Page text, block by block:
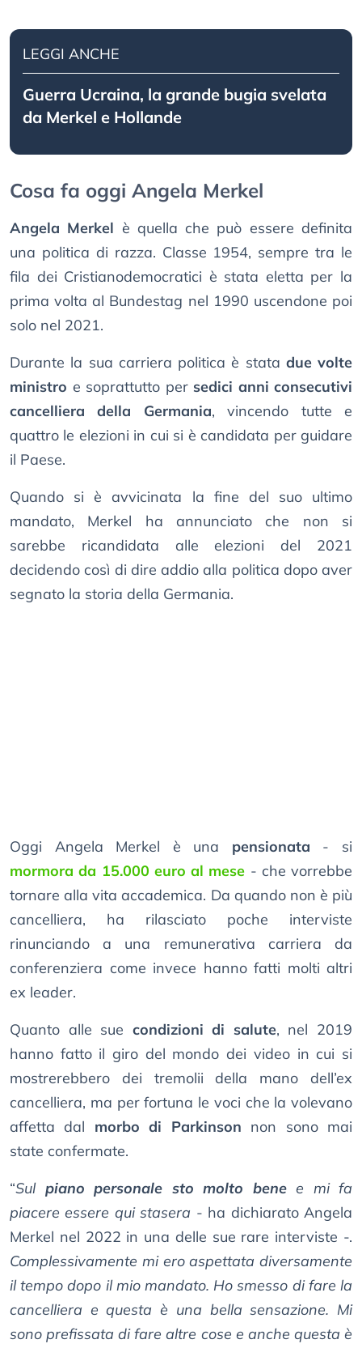
LEGGI ANCHE
Guerra Ucraina, la grande bugia svelata
da Merkel e Hollande
Cosa fa oggi Angela Merkel
Angela Merkel è quella che può essere definita
una politica di razza. Classe 1954, sempre tra le
fila dei Cristianodemocratici è stata eletta per la
prima volta al Bundestag nel 1990 uscendone poi
solo nel 2021.
Durante la sua carriera politica è stata due volte
ministro e soprattutto per sedici anni consecutivi
cancelliera della Germania, vincendo tutte e
quattro le elezioni in cui si è candidata per guidare
il Paese.
Quando si è avvicinata la fine del suo ultimo
mandato, Merkel ha annunciato che non si
sarebbe ricandidata alle elezioni del 2021
decidendo così di dire addio alla politica dopo aver
segnato la storia della Germania.
Oggi Angela Merkel è una pensionata - si
mormora da 15.000 euro al mese - che vorrebbe
tornare alla vita accademica. Da quando non è più
cancelliera, ha rilasciato poche interviste
rinunciando a una remunerativa carriera da
conferenziera come invece hanno fatti molti altri
ex leader.
Quanto alle sue condizioni di salute, nel 2019
hanno fatto il giro del mondo dei video in cui si
mostrerebbero dei tremolii della mano dell’ex
cancelliera, ma per fortuna le voci che la volevano
affetta dal morbo di Parkinson non sono mai
state confermate.
“Sul piano personale sto molto benee mi fa
piacere essere qui stasera - ha dichiarato Angela
Merkel nel 2022 in una delle sue rare interviste -.
Complessivamente mi ero aspettata diversamente
il tempo dopo il mio mandato. Ho smesso di fare la
cancelliera e questa è una bella sensazione. Mi
sono prefissata di fare altre cose e anche questa è